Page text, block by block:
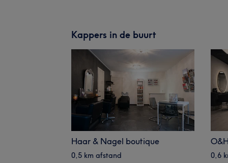
Kappers in de buurt
Haar & Nagel boutique
0,5 km afstand
0,6